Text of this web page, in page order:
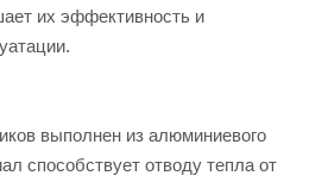
их эффективность и
выполнен из алюминиевого
способствует отводу тепла от